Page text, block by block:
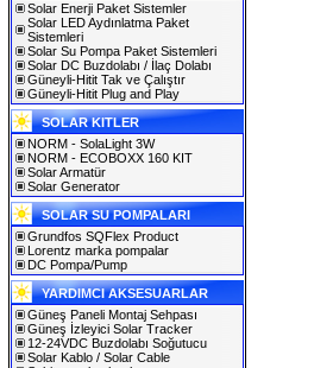
Solar Enerji Paket Sistemler
Solar LED Aydınlatma Paket
Sistemleri
Solar Su Pompa Paket Sistemleri
Solar DC Buzdolabı / İlaç Dolabı
Güneyli-Hitit Tak ve Çalıştır
Güneyli-Hitit Plug and Play
SOLAR KITLER
NORM - SolaLight 3W
NORM - ECOBOXX 160 KIT
Solar Armatür
Solar Generator
SOLAR SU POMPALARI
Grundfos SQFlex Product
Lorentz marka pompalar
DC Pompa/Pump
YARDIMCI AKSESUARLAR
Güneş Paneli Montaj Sehpası
Güneş İzleyici Solar Tracker
12-24VDC Buzdolabı Soğutucu
Solar Kablo / Solar Cable